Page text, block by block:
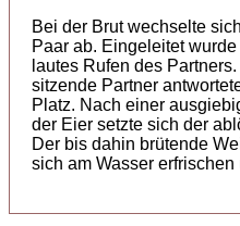
Bei der Brut wechselte
Paar ab. Eingeleitet
lautes Rufen des
sitzende Partner
Platz. Nach einer
der Eier setzte sich der
Der bis dahin brütende
sich am Wasser